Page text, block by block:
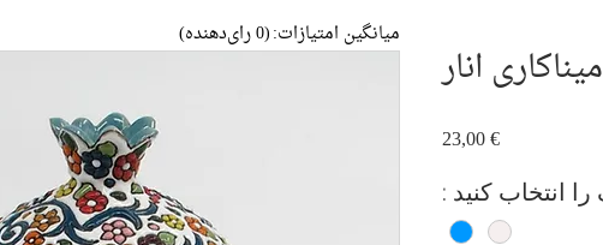
انار
23,00 €Price
را انتخاب کنید
میانگین امتیازات:(0 رای‌دهنده)